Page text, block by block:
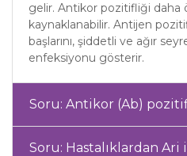
gelir. Antikor pozitifliği
kaynaklanabilir. Antijen
başlarını, şiddetli ve ağır
enfeksiyonu gösterir.
Soru: Antikor (Ab)
Soru: Hastalıklardan